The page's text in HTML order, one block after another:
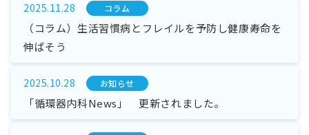
2025.11.28 コラム
（コラム）生活習慣病とフレイルを予防し健康寿命を
伸ばそう
2025.10.28 お知らせ
「循環器内科News」 更新されました。